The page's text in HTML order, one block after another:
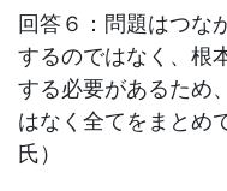
回答６：問題はつな
するのではなく、根
する必要があるため
はなく全てをまとめ
氏）